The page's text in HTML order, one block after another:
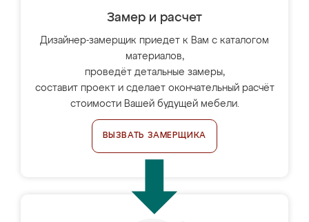
Замер и расчет
Дизайнер-замерщик приедет к Вам с каталогом
материалов,
проведёт детальные замеры,
составит проект и сделает окончательный расчёт
стоимости Вашей будущей мебели.
ВЫЗВАТЬ ЗАМЕРЩИКА